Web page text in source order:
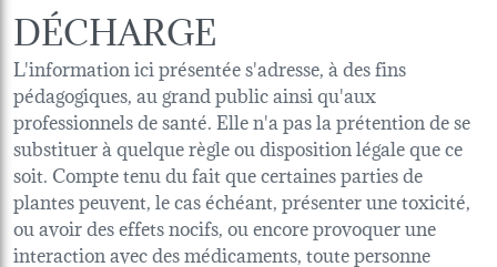
DÉCHARGE
L'information ici présentée s'adresse, à des fins
pédagogiques, au grand public ainsi qu'aux
professionnels de santé. Elle n'a pas la prétention de se
substituer à quelque règle ou disposition légale que ce
soit. Compte tenu du fait que certaines parties de
plantes peuvent, le cas échéant, présenter une toxicité,
ou avoir des effets nocifs, ou encore provoquer une
interaction avec des médicaments, toute personne